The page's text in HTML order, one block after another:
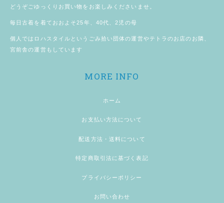
どうぞごゆっくりお買い物をお楽しみくださいませ。
毎日古着を着ておおよそ25年、40代、2児の母
個人では ロハスタイル というごみ拾い団体の運営やテトラのお店のお隣、
宮前舎の運営もしています
MORE INFO
ホーム
お支払い方法について
配送方法・送料について
特定商取引法に基づく表記
プライバシーポリシー
お問い合わせ